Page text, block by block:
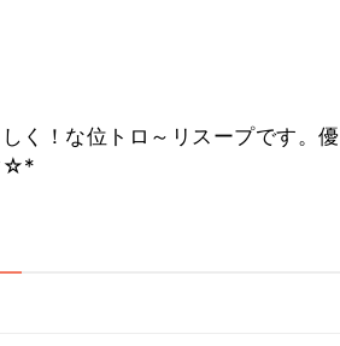
く！な位トロ～リスープです。
☆*